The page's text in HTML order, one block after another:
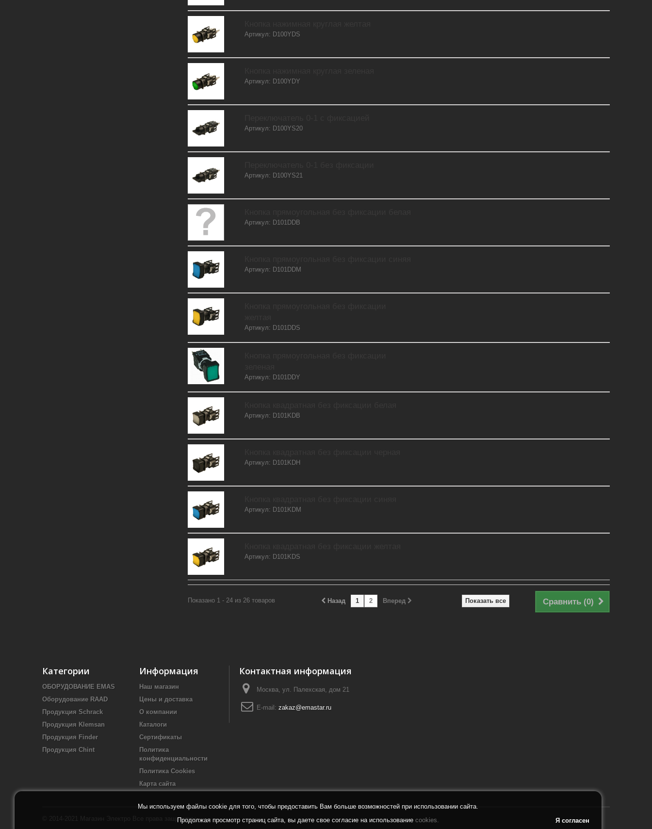
Артикул: D100YDS
Артикул: D100YDY
Артикул: D100YS20
Артикул: D100YS21
Артикул: D101DDB
Артикул: D101DDM
Артикул: D101DDS
Артикул: D101DDY
Артикул: D101KDB
Артикул: D101KDH
Артикул: D101KDM
Артикул: D101KDS
Сравнить (0)
Показать все
Назад 1 2 Вперед
Показано 1 - 24 из 26 товаров
Категории
ОБОРУДОВАНИЕ EMAS
Оборудование RAAD
Продукция Schrack
Продукция Klemsan
Продукция Finder
Продукция Chint
Информация
Наш магазин
Цены и доставка
О компании
Каталоги
Сертификаты
Политика
конфиденциальности
Политика Cookies
Карта сайта
Все права защищены
Контактная информация
Москва, ул. Палехская, дом 21
E-mail: zakaz@emastar.ru
Я согласен
Мы используем файлы cookie для того, чтобы предоставить Вам больше возможностей при использовании сайта.
Продолжая просмотр страниц сайта, вы даете свое согласие на использование cookies.